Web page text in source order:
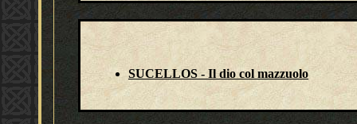
SUCELLOS - Il dio col mazzuolo